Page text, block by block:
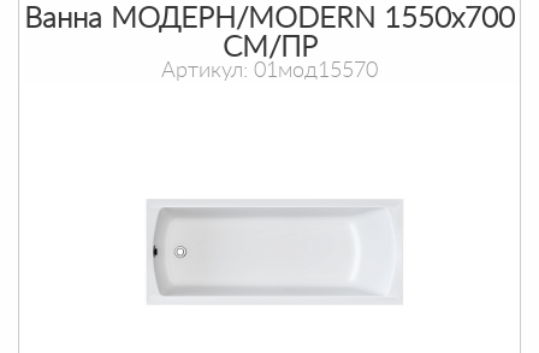
Ванна МОДЕРН/MODERN 1550х700
СМ/ПР
Артикул: 01мод15570